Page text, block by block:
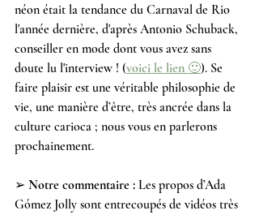
néon était la tendance du Carnaval de Rio
l'année dernière, d'après Antonio Schuback,
conseiller en mode dont vous avez sans
doute lu l'interview ! (voici le lien 🙂). Se
faire plaisir est une véritable philosophie de
vie, une manière d’être, très ancrée dans la
culture carioca ; nous vous en parlerons
prochainement.
➢ Notre commentaire : Les propos d’Ada
Gómez Jolly sont entrecoupés de vidéos très